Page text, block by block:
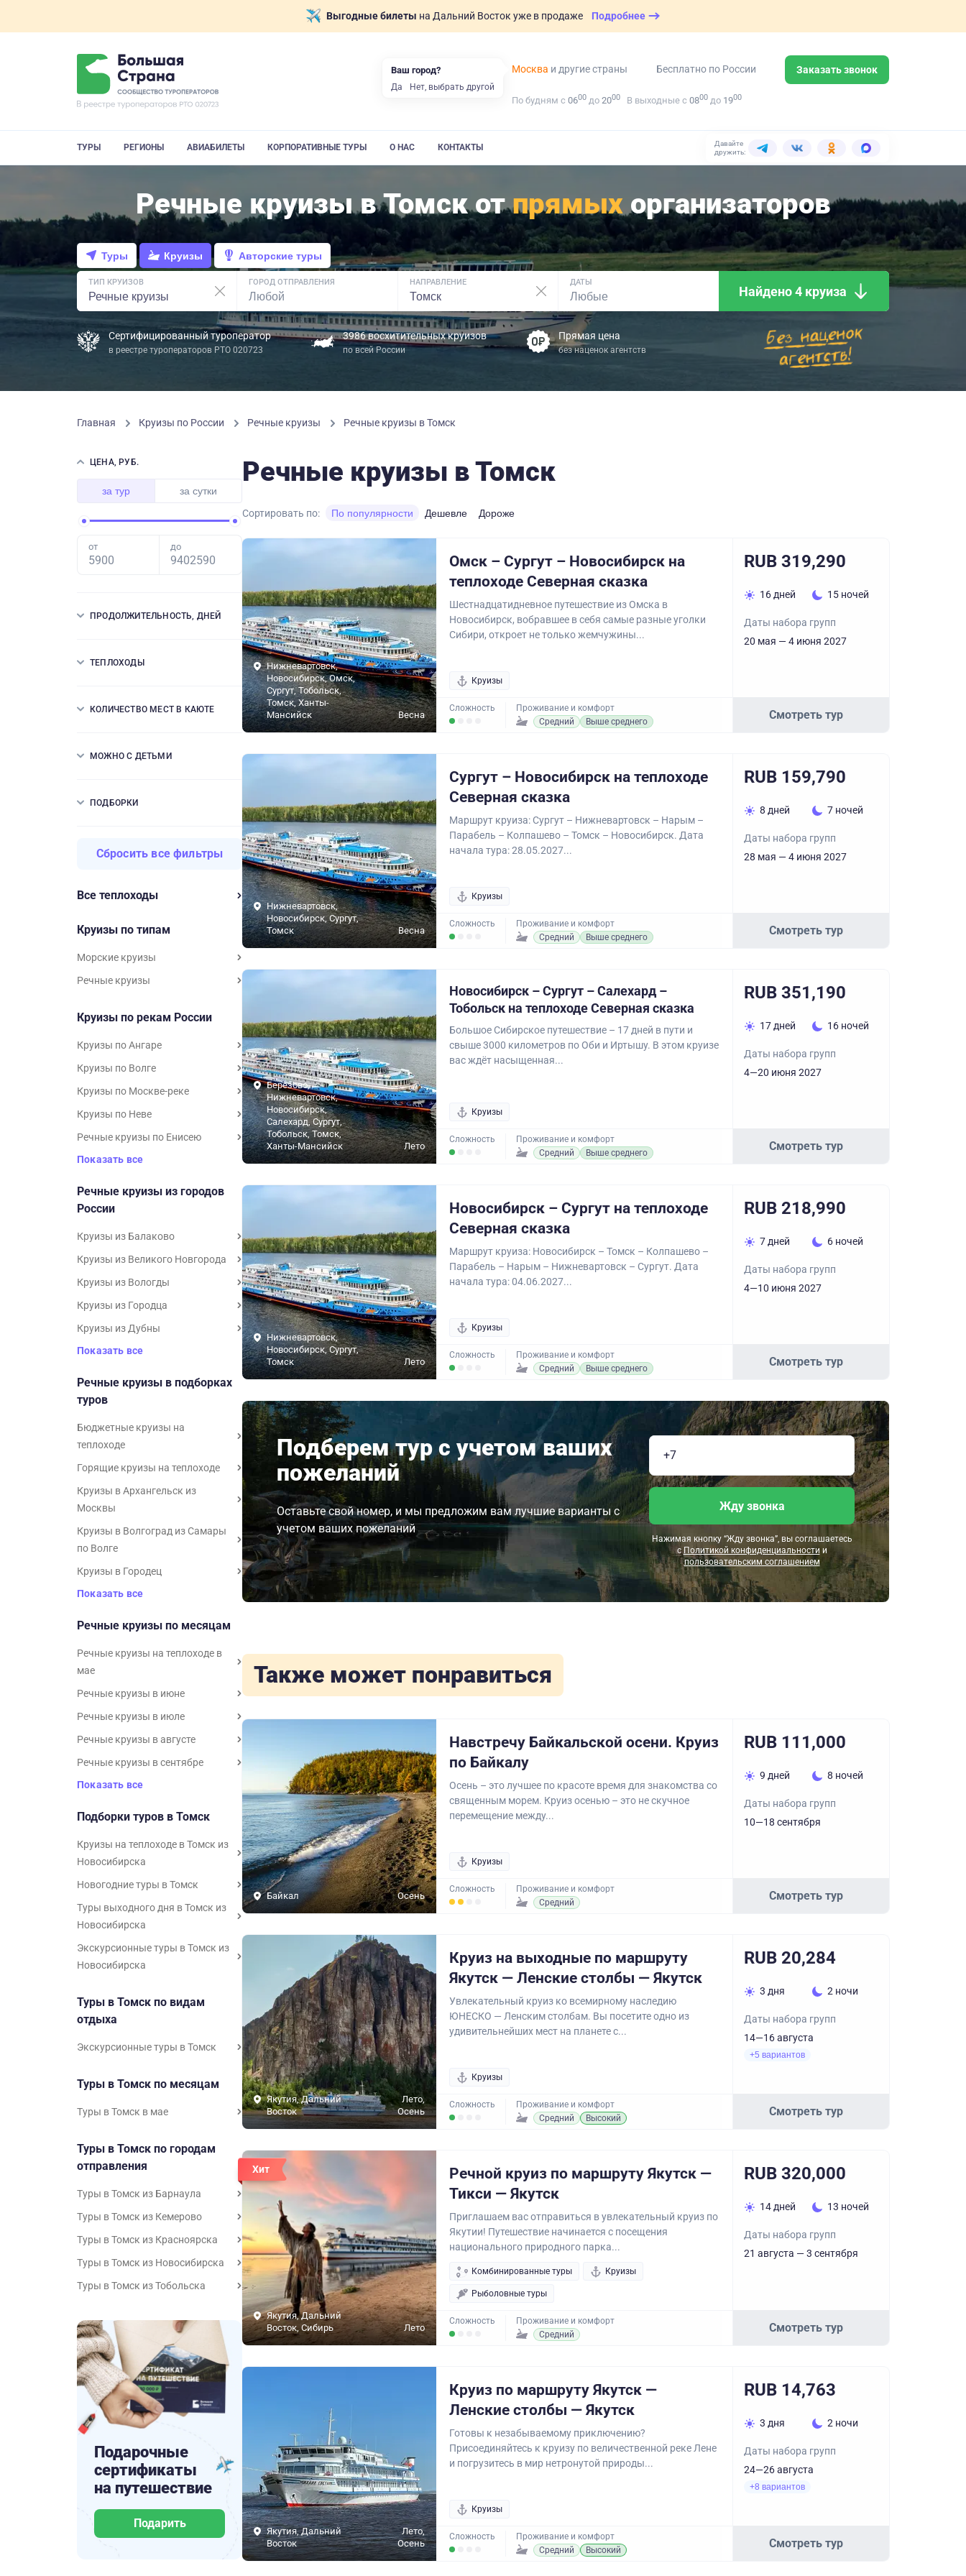
Выгодные билеты на Дальний Восток уже в продаже Подробнее
Москва и другие страны Бесплатно по России Заказать звонок
По будням с 0600 до 2000 В выходные с 0800 до 1900
ТУРЫ РЕГИОНЫ АВИАБИЛЕТЫ КОРПОРАТИВНЫЕ ТУРЫ О НАС КОНТАКТЫ
Давайте
дружить:
Речные круизы в Томск отпрямыхорганизаторов
Туры Круизы Авторские туры
ТИП КРУИЗОВ ГОРОД ОТПРАВЛЕНИЯ НАПРАВЛЕНИЕ ДАТЫ
Найдено 4 круиза
Сертифицированный туроператор
в реестре туроператоров РТО 020723
3986 восхитительных круизов
по всей России
Прямая цена
без наценок агентств
Главная Круизы по России Речные круизы Речные круизы в Томск
ЦЕНА, РУБ.
за тур за сутки
от до
ПРОДОЛЖИТЕЛЬНОСТЬ, ДНЕЙ
ТЕПЛОХОДЫ
КОЛИЧЕСТВО МЕСТ В КАЮТЕ
МОЖНО С ДЕТЬМИ
ПОДБОРКИ
Сбросить все фильтры
Все теплоходы
Круизы по типам
Морские круизы
Речные круизы
Круизы по рекам России
Круизы по Ангаре
Круизы по Волге
Круизы по Москве-реке
Круизы по Неве
Речные круизы по Енисею
Показать все
Речные круизы из городов
России
Круизы из Балаково
Круизы из Великого Новгорода
Круизы из Вологды
Круизы из Городца
Круизы из Дубны
Показать все
Речные круизы в подборках
туров
Бюджетные круизы на
теплоходе
Горящие круизы на теплоходе
Круизы в Архангельск из
Москвы
Круизы в Волгоград из Самары
по Волге
Круизы в Городец
Показать все
Речные круизы по месяцам
Речные круизы на теплоходе в
мае
Речные круизы в июне
Речные круизы в июле
Речные круизы в августе
Речные круизы в сентябре
Показать все
Подборки туров в Томск
Круизы на теплоходе в Томск из
Новосибирска
Новогодние туры в Томск
Туры выходного дня в Томск из
Новосибирска
Экскурсионные туры в Томск из
Новосибирска
Туры в Томск по видам
отдыха
Экскурсионные туры в Томск
Туры в Томск по месяцам
Туры в Томск в мае
Туры в Томск по городам
отправления
Туры в Томск из Барнаула
Туры в Томск из Кемерово
Туры в Томск из Красноярска
Туры в Томск из Новосибирска
Туры в Томск из Тобольска
Подарочные
сертификаты
на путешествие
Подарить
Речные круизы в Томск
Сортировать по: По популярности Дешевле Дороже
Нижневартовск,
Новосибирск, Омск,
Сургут, Тобольск,
Томск, Ханты-
Мансийск
Весна
Омск – Сургут – Новосибирск на
теплоходе Северная сказка
Шестнадцатидневное путешествие из Омска в
Новосибирск, вобравшее в себя самые разные уголки
Сибири, откроет не только жемчужины...
Круизы
Сложность
Проживание и комфорт
Средний
Выше среднего
RUB 319,290
16 дней 15 ночей
Даты набора групп
20 мая — 4 июня 2027
Смотреть тур
Нижневартовск,
Новосибирск, Сургут,
Томск
Весна
Сургут – Новосибирск на теплоходе
Северная сказка
Маршрут круиза: Сургут – Нижневартовск – Нарым –
Парабель – Колпашево – Томск – Новосибирск. Дата
начала тура: 28.05.2027...
Круизы
Сложность
Проживание и комфорт
Средний
Выше среднего
RUB 159,790
8 дней 7 ночей
Даты набора групп
28 мая — 4 июня 2027
Смотреть тур
Берёзово,
Нижневартовск,
Новосибирск,
Салехард, Сургут,
Тобольск, Томск,
Ханты-Мансийск
Лето
Новосибирск – Сургут – Салехард –
Тобольск на теплоходе Северная сказка
Большое Сибирское путешествие – 17 дней в пути и
свыше 3000 километров по Оби и Иртышу. В этом круизе
вас ждёт насыщенная...
Круизы
Сложность
Проживание и комфорт
Средний
Выше среднего
RUB 351,190
17 дней 16 ночей
Даты набора групп
4—20 июня 2027
Смотреть тур
Нижневартовск,
Новосибирск, Сургут,
Томск
Лето
Новосибирск – Сургут на теплоходе
Северная сказка
Маршрут круиза: Новосибирск – Томск – Колпашево –
Парабель – Нарым – Нижневартовск – Сургут. Дата
начала тура: 04.06.2027...
Круизы
Сложность
Проживание и комфорт
Средний
Выше среднего
RUB 218,990
7 дней 6 ночей
Даты набора групп
4—10 июня 2027
Смотреть тур
Подберем тур с учетом ваших
пожеланий
Оставьте свой номер, и мы предложим вам лучшие варианты с
учетом ваших пожеланий
Жду звонка
Нажимая кнопку “Жду звонка”, вы соглашаетесь
сПолитикой конфиденциальности и
пользовательским соглашением
Также может понравиться
Байкал Осень
Навстречу Байкальской осени. Круиз
по Байкалу
Осень – это лучшее по красоте время для знакомства со
священным морем. Круиз осенью – это не скучное
перемещение между...
Круизы
Сложность
Проживание и комфорт
Средний
RUB 111,000
9 дней 8 ночей
Даты набора групп
10—18 сентября
Смотреть тур
Якутия, Дальний
Восток
Лето,
Осень
Круиз на выходные по маршруту
Якутск — Ленские столбы — Якутск
Увлекательный круиз ко всемирному наследию
ЮНЕСКО — Ленским столбам. Вы посетите одно из
удивительнейших мест на планете с...
Круизы
Сложность
Проживание и комфорт
Средний
Высокий
RUB 20,284
3 дня 2 ночи
Даты набора групп
14—16 августа
+5 вариантов
Смотреть тур
Хит
Якутия, Дальний
Восток, Сибирь
Лето
Речной круиз по маршруту Якутск —
Тикси — Якутск
Приглашаем вас отправиться в увлекательный круиз по
Якутии! Путешествие начинается с посещения
национального природного парка...
Комбинированные туры Круизы
Рыболовные туры
Сложность
Проживание и комфорт
Средний
RUB 320,000
14 дней 13 ночей
Даты набора групп
21 августа — 3 сентября
Смотреть тур
Якутия, Дальний
Восток
Лето,
Осень
Круиз по маршруту Якутск —
Ленские столбы — Якутск
Готовы к незабываемому приключению?
Присоединяйтесь к круизу по величественной реке Лене
и погрузитесь в мир нетронутой природы...
Круизы
Сложность
Проживание и комфорт
Средний
Высокий
RUB 14,763
3 дня 2 ночи
Даты набора групп
24—26 августа
+8 вариантов
Смотреть тур
Ваш город?
Да Нет, выбрать другой